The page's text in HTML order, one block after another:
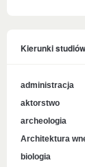
Kierunki studiów
administracja
aktorstwo
archeologia
Architektura
biologia